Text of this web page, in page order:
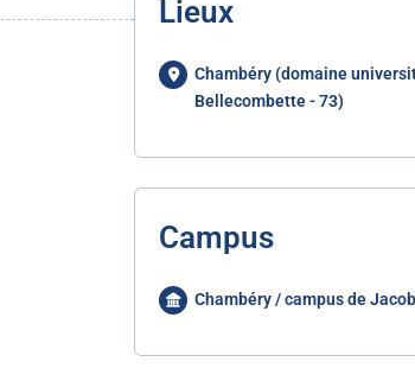
Lieux
Chambéry (domaine
Bellecombette - 73)
Campus
Chambéry / campus de